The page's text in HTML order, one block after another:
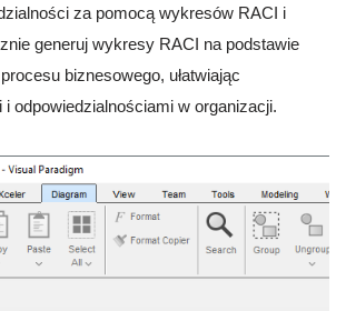
za pomocą wykresów RACI i
generuj wykresy RACI na podstawie
biznesowego, ułatwiając
odpowiedzialnościami w organizacji.